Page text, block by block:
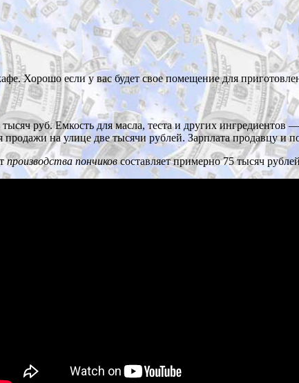
Хорошо если у вас будет свое помещение для
руб. Емкость для масла, теста и других
на улице две тысячи рублей. Зарплата продавцу и
производства пончиковсоставляет примерно 75 тысяч